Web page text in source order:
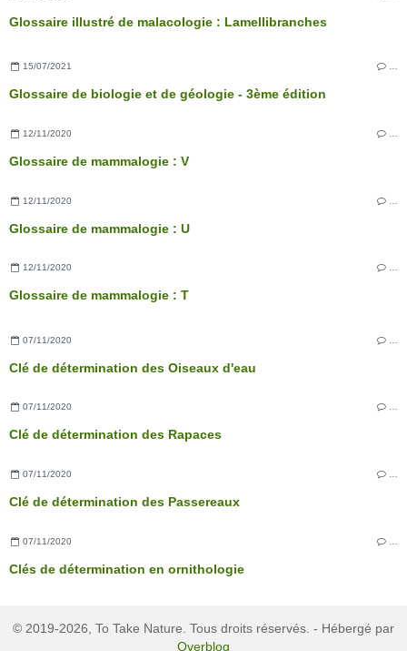
Glossaire illustré de malacologie : Lamellibranches
15/07/2021 …
Glossaire de biologie et de géologie - 3ème édition
12/11/2020
Glossaire de mammalogie : V
12/11/2020
Glossaire de mammalogie : U
12/11/2020
Glossaire de mammalogie : T
07/11/2020
Clé de détermination des Oiseaux d'eau
07/11/2020 …
Clé de détermination des Rapaces
07/11/2020
Clé de détermination des Passereaux
07/11/2020
Clés de détermination en ornithologie
© 2019-2026, To Take Nature. Tous droits réservés. - Hébergé par
Overblog